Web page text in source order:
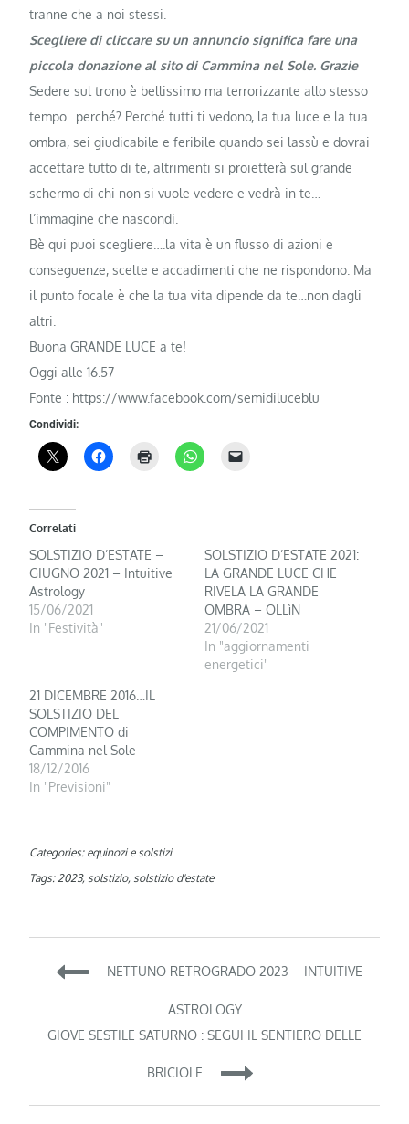
tranne che a noi stessi.
Scegliere di cliccare su un annuncio significa fare una
piccola donazione al sito di Cammina nel Sole. Grazie
Sedere sul trono è bellissimo ma terrorizzante allo stesso
tempo…perché? Perché tutti ti vedono, la tua luce e la tua
ombra, sei giudicabile e feribile quando sei lassù e dovrai
accettare tutto di te, altrimenti si proietterà sul grande
schermo di chi non si vuole vedere e vedrà in te…
l’immagine che nascondi.
Bè qui puoi scegliere….la vita è un flusso di azioni e
conseguenze, scelte e accadimenti che ne rispondono. Ma
il punto focale è che la tua vita dipende da te…non dagli
altri.
Buona GRANDE LUCE a te!
Oggi alle 16.57
Fonte : https://www.facebook.com/semidiluceblu
Condividi:
Correlati
SOLSTIZIO D’ESTATE –
GIUGNO 2021 – Intuitive
Astrology
15/06/2021
In "Festività"
SOLSTIZIO D’ESTATE 2021:
LA GRANDE LUCE CHE
RIVELA LA GRANDE
OMBRA – OLLìN
21/06/2021
In "aggiornamenti
energetici"
21 DICEMBRE 2016…IL
SOLSTIZIO DEL
COMPIMENTO di
Cammina nel Sole
18/12/2016
In "Previsioni"
Categories: equinozi e solstizi
Tags:2023, solstizio, solstizio d'estate
Navigazione
articoli
NETTUNO RETROGRADO 2023 – INTUITIVE
ASTROLOGY
GIOVE SESTILE SATURNO : SEGUI IL SENTIERO DELLE
BRICIOLE